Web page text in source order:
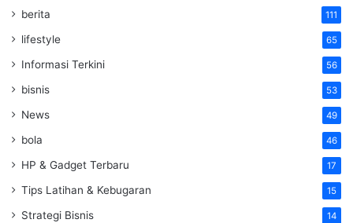
berita 111
lifestyle 65
Informasi Terkini 56
bisnis 53
News 49
bola 46
HP & Gadget Terbaru 17
Tips Latihan & Kebugaran 15
Strategi Bisnis 14